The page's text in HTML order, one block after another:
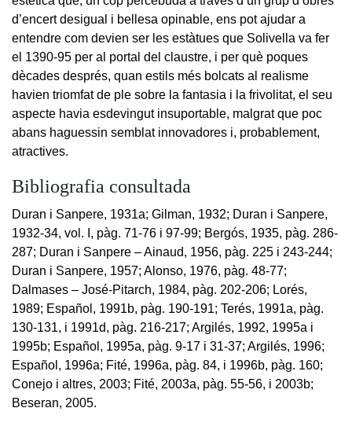
d’encert desigual i bellesa opinable, ens pot ajudar a
entendre com devien ser les estàtues que Solivella va fer
el 1390-95 per al portal del claustre, i per què poques
dècades després, quan estils més bolcats al realisme
havien triomfat de ple sobre la fantasia i la frivolitat, el seu
aspecte havia esdevingut insuportable, malgrat que poc
abans haguessin semblat innovadores i, probablement,
atractives.
Bibliografia consultada
Duran i Sanpere, 1931a; Gilman, 1932; Duran i Sanpere,
1932-34, vol. I, pàg. 71-76 i 97-99; Bergós, 1935, pàg. 286-
287; Duran i Sanpere – Ainaud, 1956, pàg. 225 i 243-244;
Duran i Sanpere, 1957; Alonso, 1976, pàg. 48-77;
Dalmases – José-Pitarch, 1984, pàg. 202-206; Lorés,
1989; Español, 1991b, pàg. 190-191; Terés, 1991a, pàg.
130-131, i 1991d, pàg. 216-217; Argilés, 1992, 1995a i
1995b; Español, 1995a, pàg. 9-17 i 31-37; Argilés, 1996;
Español, 1996a; Fité, 1996a, pàg. 84, i 1996b, pàg. 160;
Conejo i altres, 2003; Fité, 2003a, pàg. 55-56, i 2003b;
Beseran, 2005.